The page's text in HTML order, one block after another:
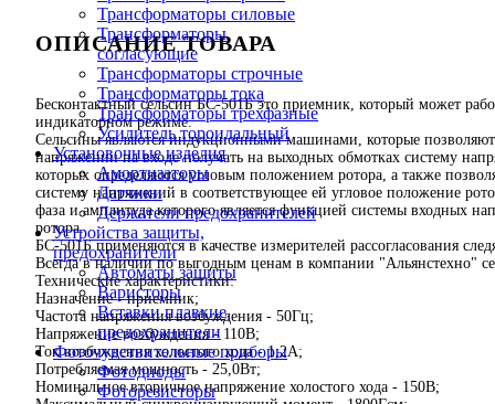
Трансформаторы силовые
Трансформаторы
согласующие
Трансформаторы строчные
Трансформаторы тока
Трансформаторы трехфазные
Усилитель тороидальный
Установочные изделия
Амортизаторы
Датчики
Держатели предохранителей
Устройства защиты,
предохранители
Автоматы защиты
Варисторы
Вставки плавкие,
предохранители
Фоточувствительные приборы
Фотодиоды
Фоторезисторы
ОПИСАНИЕ ТОВАРА
Бесконтактный сельсин БС-501Б это приемник, который может
индикаторном режиме.
Сельсины являются индукционными машинами, которые
напряжении на входе получать на выходных обмотках систему
которых определяются угловым положением ротора, а также
систему напряжений в соответствующее ей угловое положение
фаза и амплитуда которого является функцией системы входных
ротора.
БС-501Б применяются в качестве измерителей рассогласования
Всегда в наличии по выгодным ценам в компании "Альянстехно"
Технические характеристики:
Назначение - приемник;
Частота напряжения возбуждения - 50Гц;
Напряжение возбуждения - 110В;
Ток возбуждения холостого хода - 1,2А;
Потребляемая мощность - 25,0Вт;
Номинальное вторичное напряжение холостого хода - 150В;